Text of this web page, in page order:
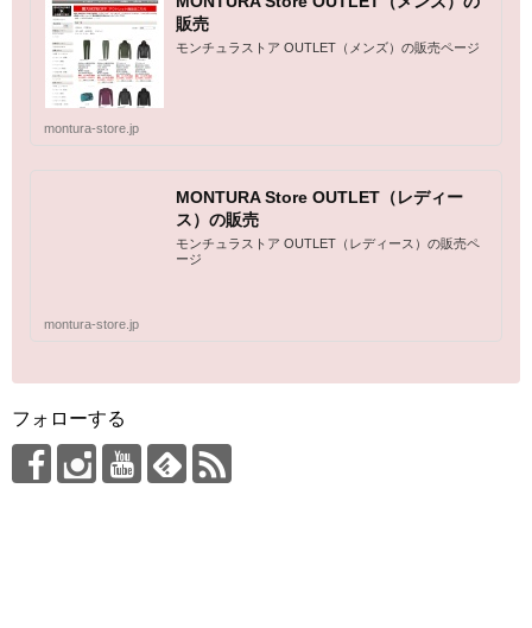
販売
モンチュラストア OUTLET（メンズ）の販売ページ
montura-store.jp
MONTURA Store OUTLET（レディー
ス）の販売
モンチュラストア OUTLET（レディース）の販売ペ
ージ
montura-store.jp
フォローする